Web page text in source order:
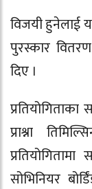
विजयी हुनेलाई
पुरस्कार
दिए ।
प्राश्ना
सोभिनियर